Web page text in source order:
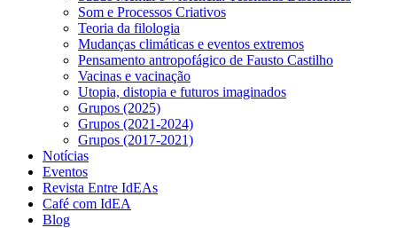
Som e Processos Criativos
Teoria da filologia
Mudanças climáticas e eventos extremos
Pensamento antropofágico de Fausto Castilho
Vacinas e vacinação
Utopia, distopia e futuros imaginados
Grupos (2025)
Grupos (2021-2024)
Grupos (2017-2021)
Notícias
Eventos
Revista Entre IdEAs
Café com IdEA
Blog